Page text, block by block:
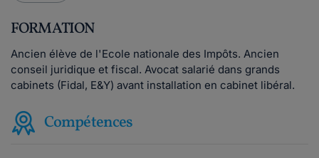
FORMATION
Ancien élève de l'Ecole nationale des Impôts. Ancien
conseil juridique et fiscal. Avocat salarié dans grands
cabinets (Fidal, E&Y) avant installation en cabinet libéral.
Compétences